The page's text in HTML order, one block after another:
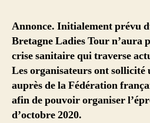
Annonce. Initialement prévu
Bretagne Ladies Tour n’aura
crise sanitaire qui traverse
Les organisateurs ont sollicité
auprès de la Fédération
afin de pouvoir organiser
d’octobre 2020.